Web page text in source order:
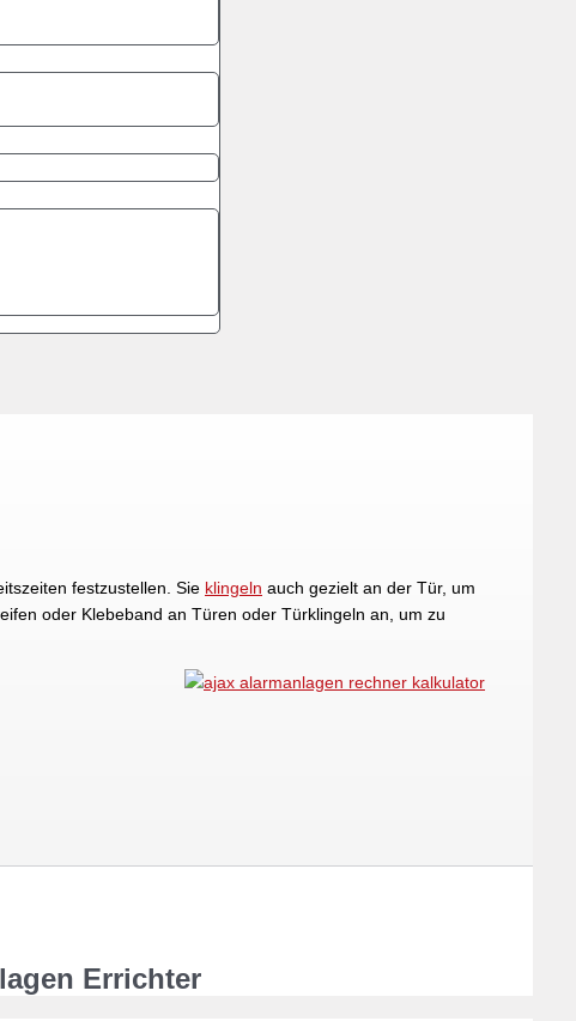
festzustellen. Sie klingeln auch gezielt an der Tür, um
oder Klebeband an Türen oder Türklingeln an, um zu
Errichter